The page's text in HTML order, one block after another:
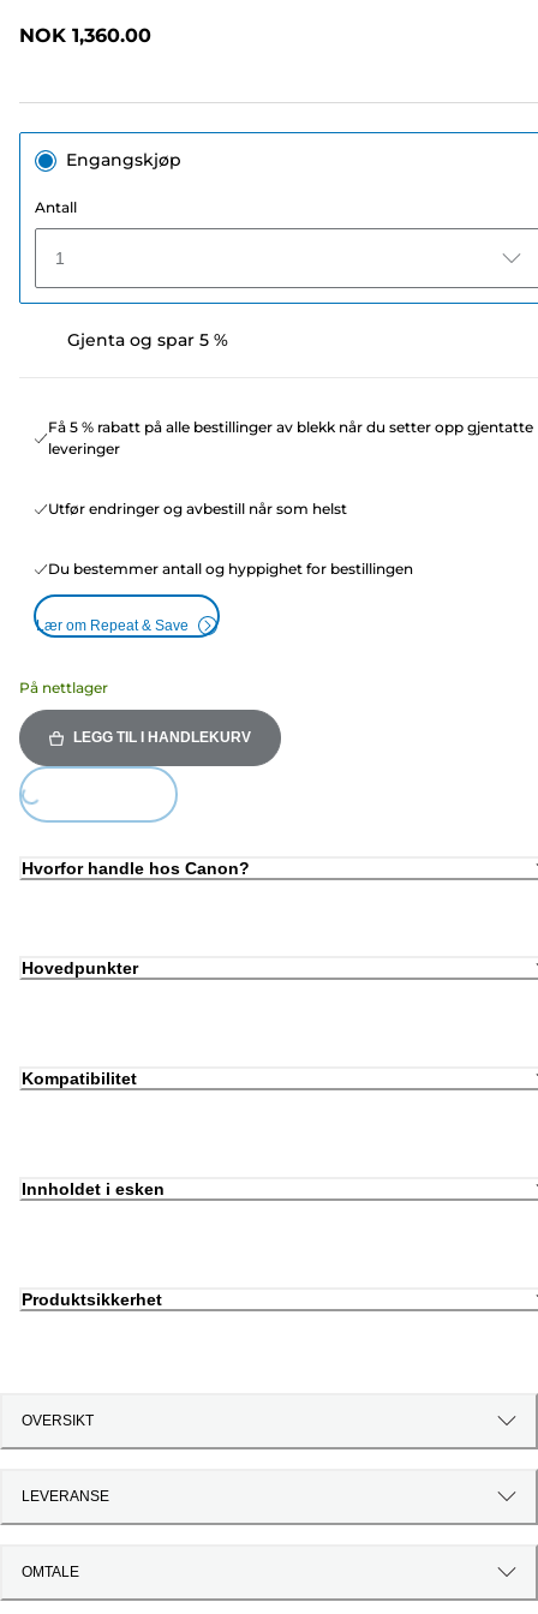
NOK 1,360.00
Engangskjøp
Antall
1
Gjenta og spar 5 %
Få 5 % rabatt på alle bestillinger av blekk når du setter opp gjentatte
leveringer
Utfør endringer og avbestill når som helst
Du bestemmer antall og hyppighet for bestillingen
Lær om Repeat & Save
På nettlager
LEGG TIL I HANDLEKURV
Hvorfor handle hos Canon?
Hovedpunkter
Kompatibilitet
Innholdet i esken
Produktsikkerhet
OVERSIKT
LEVERANSE
OMTALE